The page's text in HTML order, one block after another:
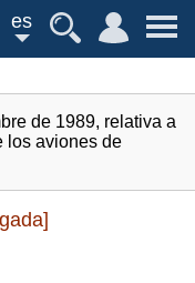
es
de 1989, relativa a
los aviones de